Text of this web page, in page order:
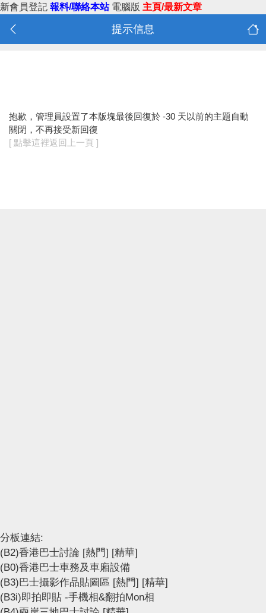
新會員登記 報料/聯絡本站 電腦版 主頁/最新文章
提示信息
抱歉，管理員設置了本版塊最後回復於 -30 天以前的主題自動
關閉，不再接受新回復
[ 點擊這裡返回上一頁 ]
分板連結:
(B2)香港巴士討論 [熱門] [精華]
(B0)香港巴士車務及車廂設備
(B3)巴士攝影作品貼圖區 [熱門] [精華]
(B3i)即拍即貼 -手機相&翻拍Mon相